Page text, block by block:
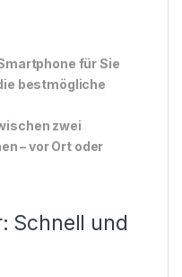
für Sie
bestmögliche
zwei
– vor Ort oder
Schnell und